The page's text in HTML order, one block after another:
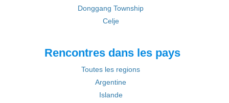
Donggang Township
Celje
Rencontres dans les pays
Toutes les regions
Argentine
Islande